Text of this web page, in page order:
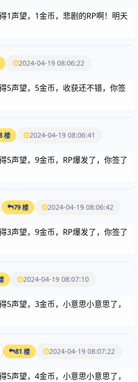
1声望，1金币，悲剧的RP啊！明天
2024-04-19 08:06:22
5声望，5金币，收获还不错，你签
楼 2024-04-19 08:06:41
5声望，9金币，RP爆发了，你签了
79 楼 2024-04-19 08:06:42
3声望，9金币，RP爆发了，你签了
2024-04-19 08:07:10
5声望，3金币，小意思小意思了，
81 楼 2024-04-19 08:07:22
5声望，4金币，小意思小意思了，